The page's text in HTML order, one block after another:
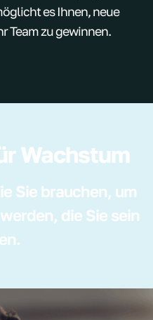
es Ihnen, neue
Team zu gewinnen.
Wachstum
Sie brauchen, um
die Sie sein